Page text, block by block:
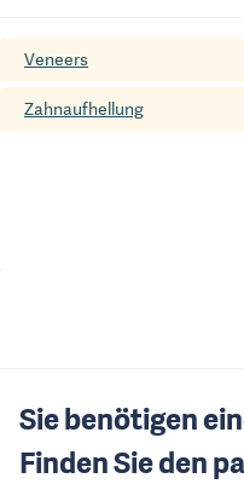
Veneers
Zahnaufhellung
Sie benötigen
Finden Sie den